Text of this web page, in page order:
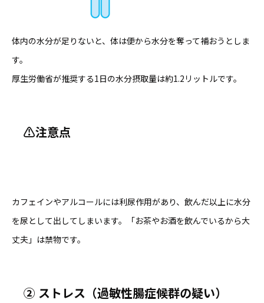
体内の水分が足りないと、体は便から水分を奪って補おうとしま
す。
厚生労働省が推奨する1日の水分摂取量は約1.2リットルです。
⚠️注意点
カフェインやアルコールには利尿作用があり、飲んだ以上に水分
を尿として出してしまいます。「お茶やお酒を飲んでいるから大
丈夫」は禁物です。
② ストレス（過敏性腸症候群の疑い）